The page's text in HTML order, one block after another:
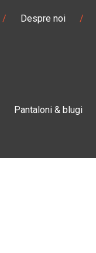
/ Despre noi /
Pantaloni & blugi